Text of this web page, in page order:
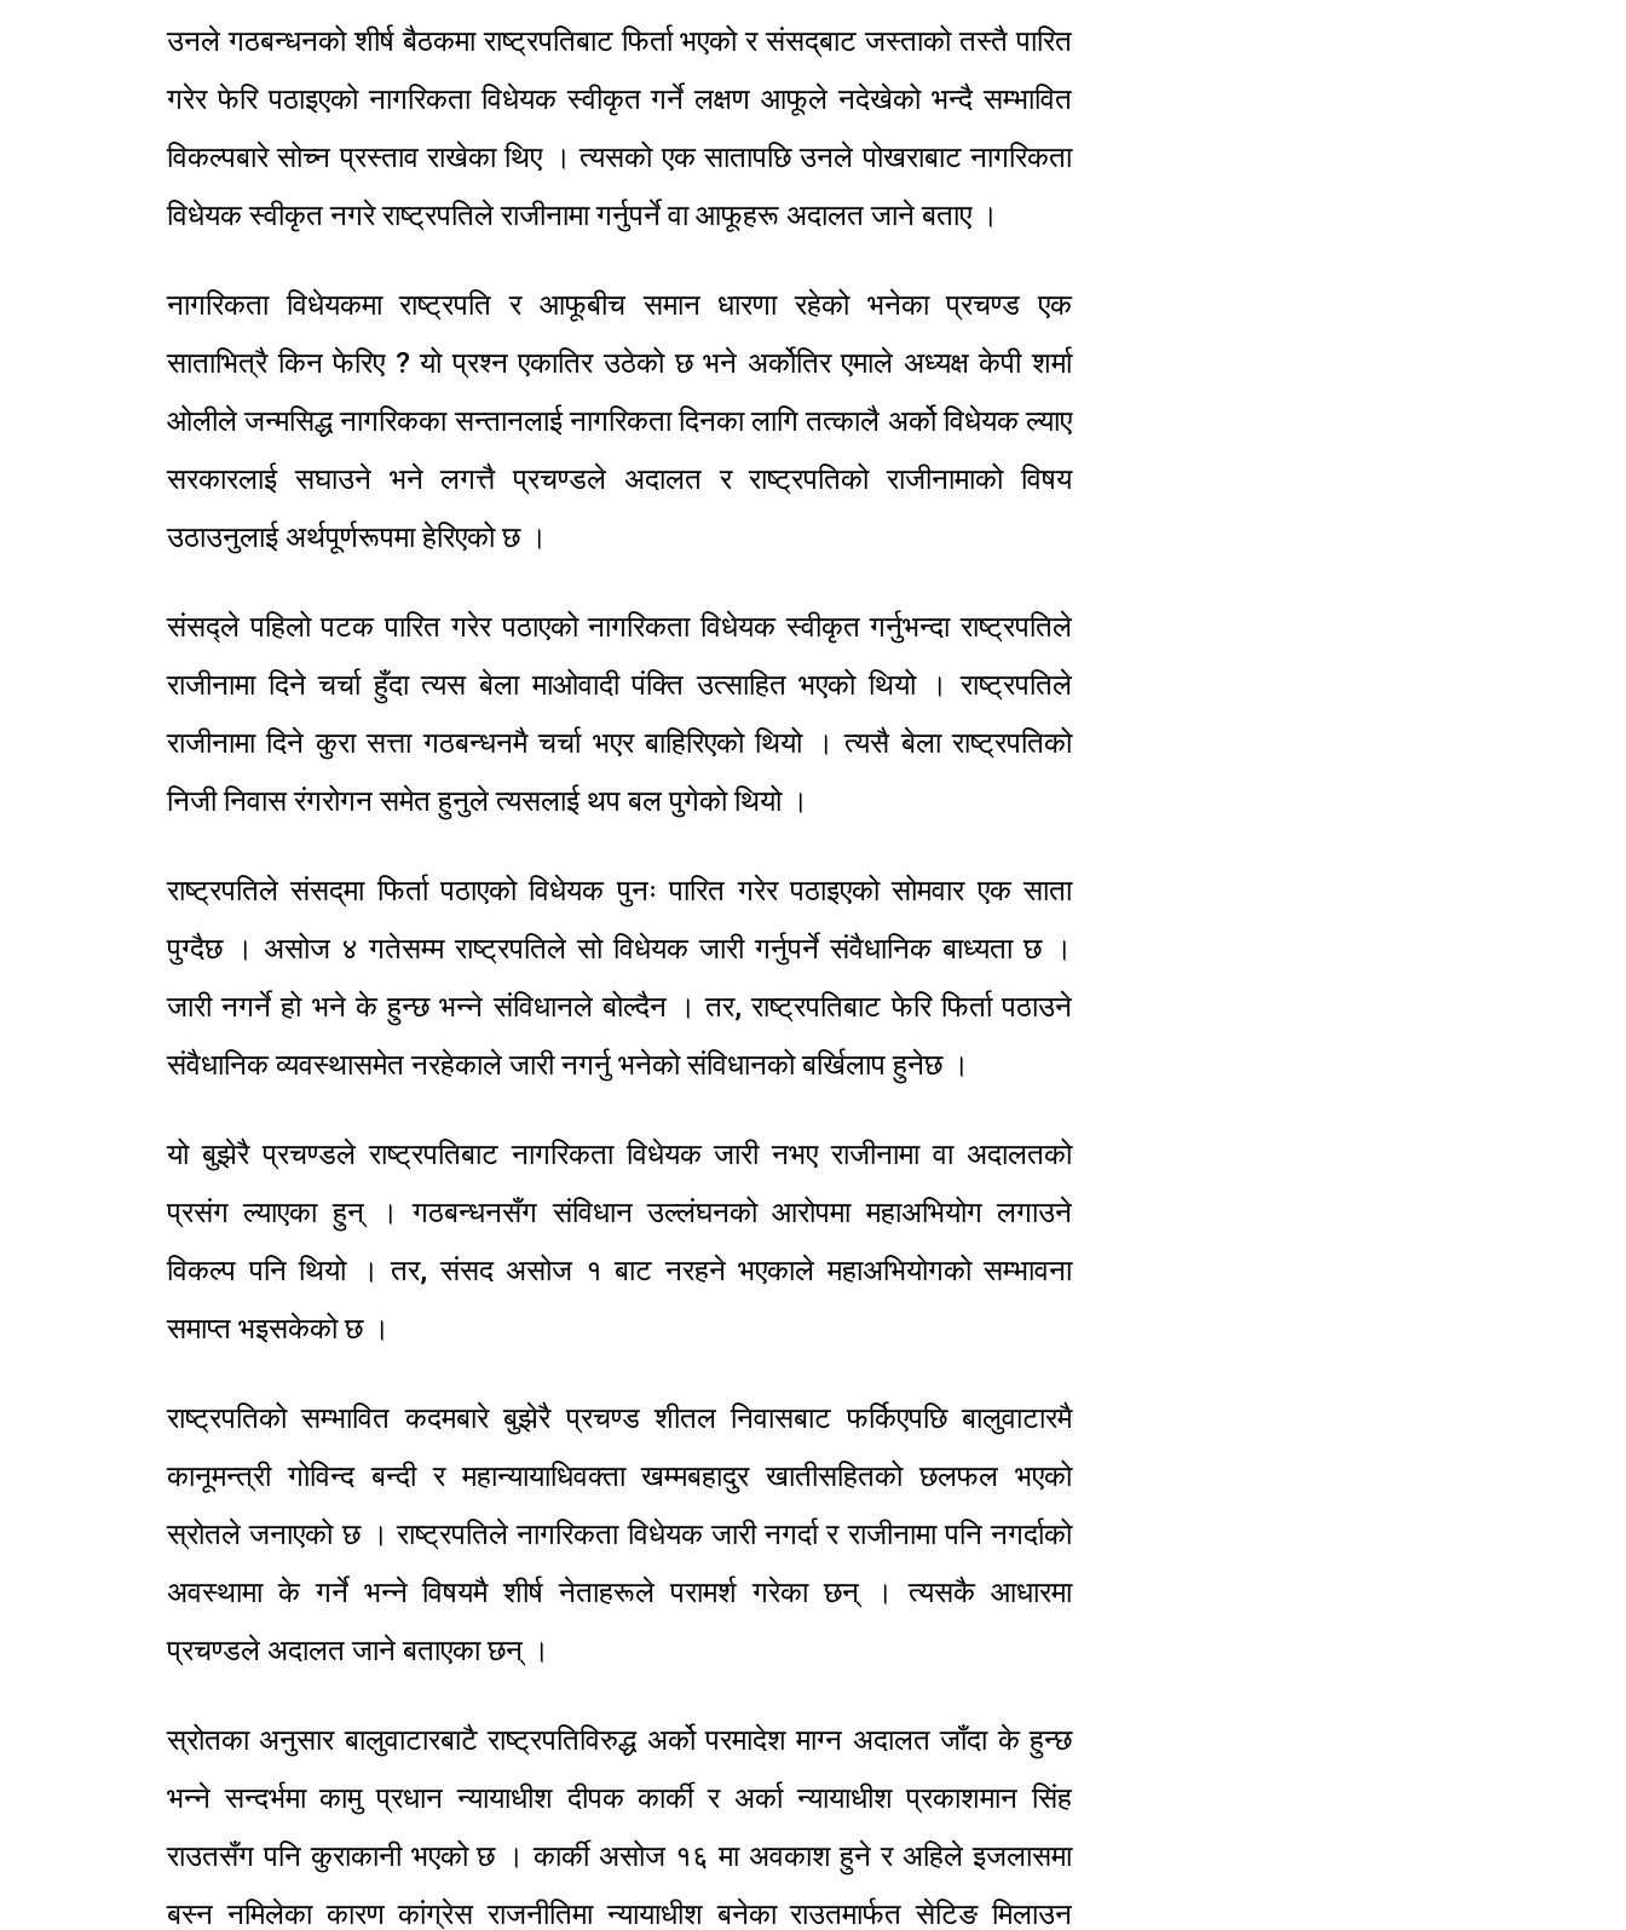
उनले गठबन्धनको शीर्ष बैठकमा राष्ट्रपतिबाट फिर्ता भएको र संसद‍्बाट जस्ताको तस्तै पारित
गरेर फेरि पठाइएको नागरिकता विधेयक स्वीकृत गर्ने लक्षण आफूले नदेखेको भन्दै सम्भावित
विकल्पबारे सोच्न प्रस्ताव राखेका थिए । त्यसको एक सातापछि उनले पोखराबाट नागरिकता
विधेयक स्वीकृत नगरे राष्ट्रपतिले राजीनामा गर्नुपर्ने वा आफूहरू अदालत जाने बताए ।
नागरिकता विधेयकमा राष्ट्रपति र आफूबीच समान धारणा रहेको भनेका प्रचण्ड एक
साताभित्रै किन फेरिए ? यो प्रश्न एकातिर उठेको छ भने अर्कोतिर एमाले अध्यक्ष केपी शर्मा
ओलीले जन्मसिद्ध नागरिकका सन्तानलाई नागरिकता दिनका लागि तत्कालै अर्को विधेयक ल्याए
सरकारलाई सघाउने भने लगत्तै प्रचण्डले अदालत र राष्ट्रपतिको राजीनामाको विषय
उठाउनुलाई अर्थपूर्णरूपमा हेरिएको छ ।
संसद्ले पहिलो पटक पारित गरेर पठाएको नागरिकता विधेयक स्वीकृत गर्नुभन्दा राष्ट्रपतिले
राजीनामा दिने चर्चा हुँदा त्यस बेला माओवादी पंक्ति उत्साहित भएको थियो । राष्ट्रपतिले
राजीनामा दिने कुरा सत्ता गठबन्धनमै चर्चा भएर बाहिरिएको थियो । त्यसै बेला राष्ट्रपतिको
निजी निवास रंगरोगन समेत हुनुले त्यसलाई थप बल पुगेको थियो ।
राष्ट्रपतिले संसद‍्मा फिर्ता पठाएको विधेयक पुनः पारित गरेर पठाइएको सोमवार एक साता
पुग्दैछ । असोज ४ गतेसम्म राष्ट्रपतिले सो विधेयक जारी गर्नुपर्ने संवैधानिक बाध्यता छ ।
जारी नगर्ने हो भने के हुन्छ भन्ने संविधानले बोल्दैन । तर, राष्ट्रपतिबाट फेरि फिर्ता पठाउने
संवैधानिक व्यवस्थासमेत नरहेकाले जारी नगर्नु भनेको संविधानको बर्खिलाप हुनेछ ।
यो बुझेरै प्रचण्डले राष्ट्रपतिबाट नागरिकता विधेयक जारी नभए राजीनामा वा अदालतको
प्रसंग ल्याएका हुन् । गठबन्धनसँग संविधान उल्लंघनको आरोपमा महाअभियोग लगाउने
विकल्प पनि थियो । तर, संसद असोज १ बाट नरहने भएकाले महाअभियोगको सम्भावना
समाप्त भइसकेको छ ।
राष्ट्रपतिको सम्भावित कदमबारे बुझेरै प्रचण्ड शीतल निवासबाट फर्किएपछि बालुवाटारमै
कानूमन्त्री गोविन्द बन्दी र महान्यायाधिवक्ता खम्मबहादुर खातीसहितको छलफल भएको
स्रोतले जनाएको छ । राष्ट्रपतिले नागरिकता विधेयक जारी नगर्दा र राजीनामा पनि नगर्दाको
अवस्थामा के गर्ने भन्ने विषयमै शीर्ष नेताहरूले परामर्श गरेका छन् । त्यसकै आधारमा
प्रचण्डले अदालत जाने बताएका छन् ।
स्रोतका अनुसार बालुवाटारबाटै राष्ट्रपतिविरुद्ध अर्को परमादेश माग्न अदालत जाँदा के हुन्छ
भन्ने सन्दर्भमा कामु प्रधान न्यायाधीश दीपक कार्की र अर्का न्यायाधीश प्रकाशमान सिंह
राउतसँग पनि कुराकानी भएको छ । कार्की असोज १६ मा अवकाश हुने र अहिले इजलासमा
बस्न नमिलेका कारण कांग्रेस राजनीतिमा न्यायाधीश बनेका राउतमार्फत सेटिङ मिलाउन